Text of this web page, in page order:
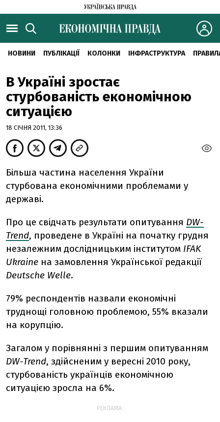
НОВИНИ ПУБЛІКАЦІЇ КОЛОНКИ ІНФРАСТРУКТУРА
В Україні зростає
стурбованість економічною
ситуацією
18 СІЧНЯ 2011, 13:36
Більша частина населення України
стурбована економічними проблемами у
державі.
Про це свідчать результати опитування DW-
Trend, проведене в Україні на початку грудня
незалежним дослідницьким інститутом IFAK
Ukraine на замовлення Української редакції
Deutsche Welle.
79% респондентів назвали економічні
труднощі головною проблемою, 55% вказали
на корупцію.
Загалом у порівнянні з першим опитуванням
DW-Trend, здійсненим у вересні 2010 року,
стурбованість українців економічною
ситуацією зросла на 6%.
РЕКЛАМА: